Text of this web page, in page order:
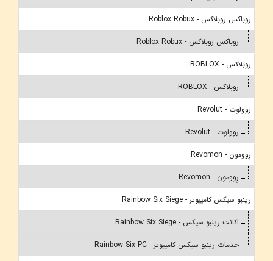
روباکس روبلاکس - Roblox Robux
روباکس روبلاکس - Roblox Robux
روبلاکس - ROBLOX
روبلاکس - ROBLOX
روولوت - Revolut
روولوت - Revolut
رِوومون - Revomon
رِوومون - Revomon
رینبو سیکس کامپیوتر - Rainbow Six Siege
اکانت رینبو سیکس - Rainbow Six Siege
خدمات رینبو سیکس کامپیوتر - Rainbow Six PC